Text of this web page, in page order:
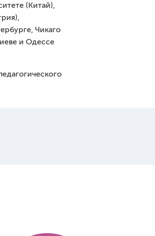
(Китай),
Чикаго
и Одессе